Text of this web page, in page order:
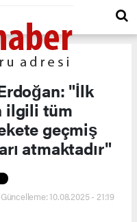
"İlk
ilgili tüm
geçmiş
atmaktadır"
10.08.2025 - 21:19